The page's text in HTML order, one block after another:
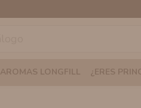
AROMAS LONGFILL ¿ERES